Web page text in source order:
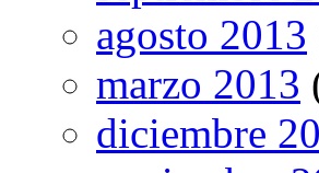
agosto 2013
marzo 2013
diciembre